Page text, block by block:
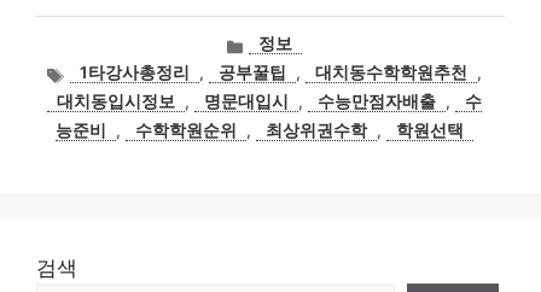
카
테
고
리
정보
태
그
1타강사총정리 , 공부꿀팁 , 대치동수학학원추천
,
대치동입시정보
, 명문대입시 , 수능만점자배출 ,
수
능준비
, 수학학원순위 , 최상위권수학 , 학원선택
검색